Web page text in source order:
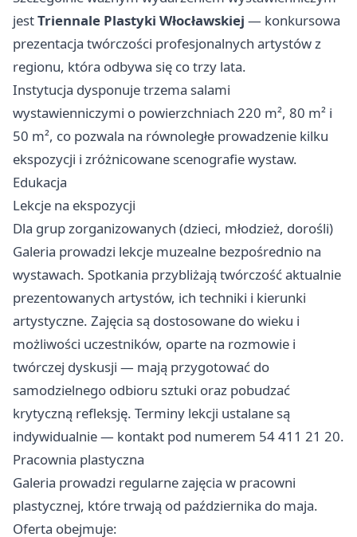
jestTriennale Plastyki Włocławskiej — konkursowa
prezentacja twórczości profesjonalnych artystów z
regionu, która odbywa się co trzy lata.
Instytucja dysponuje trzema salami
wystawienniczymi o powierzchniach 220 m², 80 m² i
50 m², co pozwala na równoległe prowadzenie kilku
ekspozycji i zróżnicowane scenografie wystaw.
Edukacja
Lekcje na ekspozycji
Dla grup zorganizowanych (dzieci, młodzież, dorośli)
Galeria prowadzi lekcje muzealne bezpośrednio na
wystawach. Spotkania przybliżają twórczość aktualnie
prezentowanych artystów, ich techniki i kierunki
artystyczne. Zajęcia są dostosowane do wieku i
możliwości uczestników, oparte na rozmowie i
twórczej dyskusji — mają przygotować do
samodzielnego odbioru sztuki oraz pobudzać
krytyczną refleksję. Terminy lekcji ustalane są
indywidualnie — kontakt pod numerem 54 411 21 20.
Pracownia plastyczna
Galeria prowadzi regularne zajęcia w pracowni
plastycznej, które trwają od października do maja.
Oferta obejmuje: